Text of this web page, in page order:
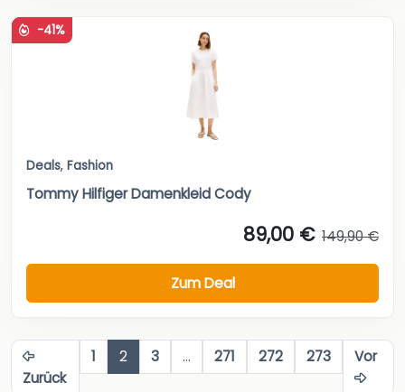
-41%
Deals, Fashion
Tommy Hilfiger Damenkleid Cody
89,00 € 149,90 €
Zum Deal
Zurück
1 2 3 … 271 272 273 Vor